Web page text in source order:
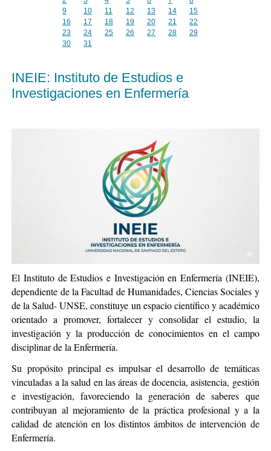
9
10 11 12 13 14
15
16
17 18 19 20 21
22
23
24 25 26 27 28
29
30
31
INEIE: Instituto de Estudios e
Investigaciones en Enfermería
El Instituto de Estudios e Investigación en Enfermería (INEIE),
dependiente de la Facultad de Humanidades, Ciencias Sociales y
de la Salud- UNSE, constituye un espacio científico y académico
orientado a promover, fortalecer y consolidar el estudio, la
investigación y la producción de conocimientos en el campo
disciplinar de la Enfermería.
Su propósito principal es impulsar el desarrollo de temáticas
vinculadas a la salud en las áreas de docencia, asistencia, gestión
e investigación, favoreciendo la generación de saberes que
contribuyan al mejoramiento de la práctica profesional y a la
calidad de atención en los distintos ámbitos de intervención de
Enfermería.